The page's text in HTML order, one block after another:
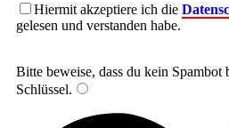
Hiermit akzeptiere ich die
gelesen und verstanden habe.
Bitte beweise, dass du kein Spambot
Schlüssel.